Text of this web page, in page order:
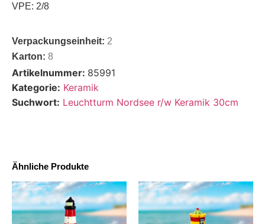
VPE: 2/8
Verpackungseinheit: 2
Karton: 8
Artikelnummer: 85991
Kategorie: Keramik
Suchwort: Leuchtturm Nordsee r/w Keramik 30cm
Ähnliche Produkte